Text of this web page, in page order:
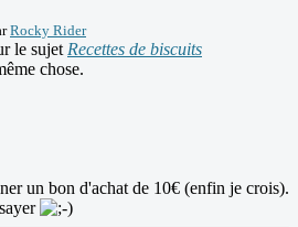
Rocky Rider
le sujet Recettes de biscuits
chose.
un bon d'achat de 10€ (enfin je crois).